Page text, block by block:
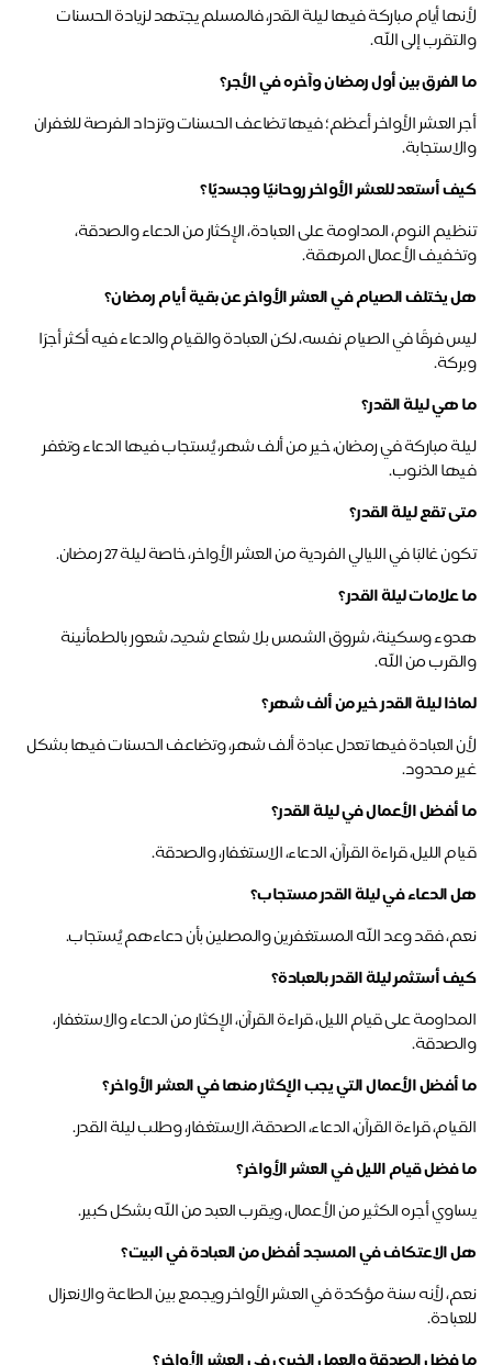
لأنها أيام مباركة فيها ليلة القدر، فالمسلم يجتهد لزيادة الحسنات
إلى الله.
الفرق بين أول رمضان وآخره في الأجر؟
أجر العشر الأواخر أعظم؛ فيها تضاعف الحسنات وتزداد الفرصة للغفران
أستعد للعشر الأواخر روحانيًا وجسديًا؟
تنظيم النوم، المداومة على العبادة، الإكثار من الدعاء والصدقة،
الأعمال المرهقة.
يختلف الصيام في العشر الأواخر عن بقية أيام رمضان؟
ليس فرقًا في الصيام نفسه، لكن العبادة والقيام والدعاء فيه أكثر أجرًا
هي ليلة القدر؟
ليلة مباركة في رمضان، خير من ألف شهر، يُستجاب فيها الدعاء وتغفر
الذنوب.
تقع ليلة القدر؟
غالبًا في الليالي الفردية من العشر الأواخر، خاصة ليلة 27 رمضان.
ليلة القدر؟
هدوء وسكينة، شروق الشمس بلا شعاع شديد، شعور بالطمأنينة
من الله.
ليلة القدر خير من ألف شهر؟
لأن العبادة فيها تعدل عبادة ألف شهر، وتضاعف الحسنات فيها بشكل
محدود.
أفضل الأعمال في ليلة القدر؟
الليل، قراءة القرآن، الدعاء، الاستغفار، والصدقة.
الدعاء في ليلة القدر مستجاب؟
فقد وعد الله المستغفرين والمصلين بأن دعاءهم يُستجاب.
أستثمر ليلة القدر بالعبادة؟
المداومة على قيام الليل، قراءة القرآن، الإكثار من الدعاء والاستغفار،
أفضل الأعمال التي يجب الإكثار منها في العشر الأواخر؟
قراءة القرآن، الدعاء، الصدقة، الاستغفار، وطلب ليلة القدر.
فضل قيام الليل في العشر الأواخر؟
أجره الكثير من الأعمال، ويقرب العبد من الله بشكل كبير.
الاعتكاف في المسجد أفضل من العبادة في البيت؟
نعم، لأنه سنة مؤكدة في العشر الأواخر ويجمع بين الطاعة والانعزال